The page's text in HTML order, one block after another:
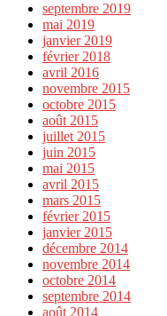
septembre 2019
mai 2019
janvier 2019
février 2018
avril 2016
novembre 2015
octobre 2015
août 2015
juillet 2015
juin 2015
mai 2015
avril 2015
mars 2015
février 2015
janvier 2015
décembre 2014
novembre 2014
octobre 2014
septembre 2014
août 2014